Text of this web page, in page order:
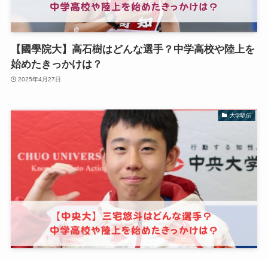
【國學院大】高石樹はどんな選手？中学高校や陸上を
始めたきっかけは？
2025年4月27日
大学駅伝